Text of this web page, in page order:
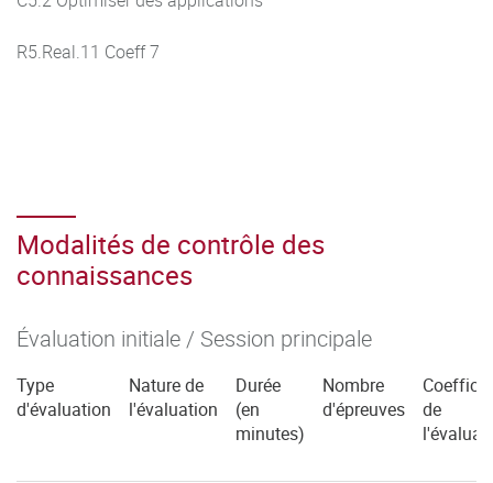
R5.Real.11 Coeff 7
Modalités de contrôle des
connaissances
Évaluation initiale / Session principale
Type
d'évaluation
Nature de
l'évaluation
Durée
(en
minutes)
Nombre
d'épreuves
de